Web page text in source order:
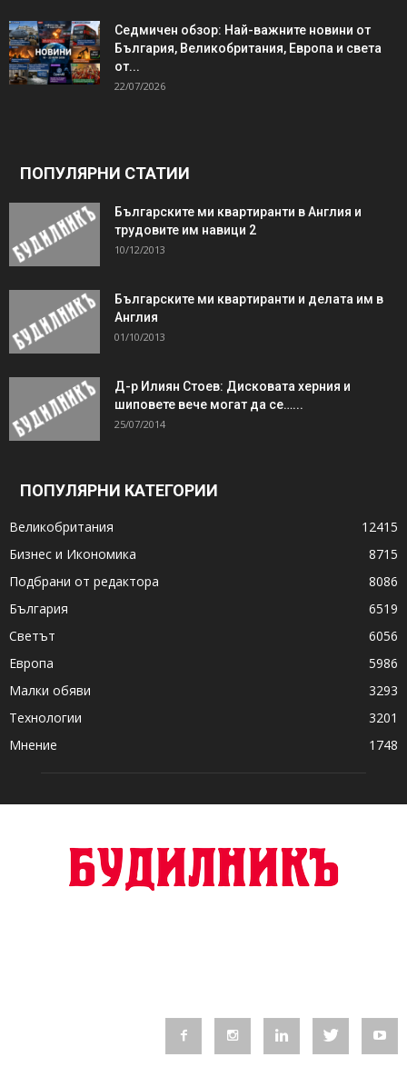
Седмичен обзор: Най-важните новини от
България, Великобритания, Европа и света
от...
22/07/2026
ПОПУЛЯРНИ СТАТИИ
Българските ми квартиранти в Англия и
трудовите им навици 2
10/12/2013
Българските ми квартиранти и делата им в
Англия
01/10/2013
Д-р Илиян Стоев: Дисковата херния и
шиповете вече могат да се…...
25/07/2014
ПОПУЛЯРНИ КАТЕГОРИИ
Великобритания
12415
Бизнес и Икономика
8715
Подбрани от редактора
8086
България
6519
Светът
6056
Европа
5986
Малки обяви
3293
Технологии
3201
Мнение
1748